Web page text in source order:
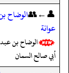
👤←👥الوضاح
عوانة
الوضاح بن
أبي صالح السمان